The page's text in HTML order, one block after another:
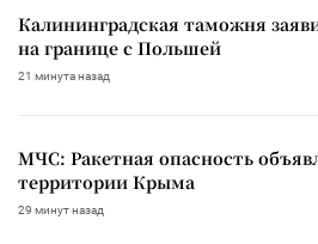
Калининградская таможня
на границе с Польшей
21 минута назад
МЧС: Ракетная опасность
территории Крыма
29 минут назад